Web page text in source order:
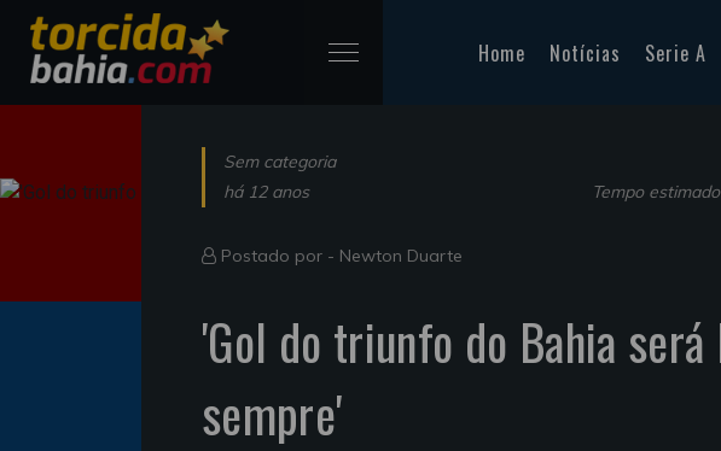
Home Notícias Serie A
Sem categoria
há 12 anos
Tempo
Postado por - Newton Duarte
'Gol do triunfo do Bahia
sempre'